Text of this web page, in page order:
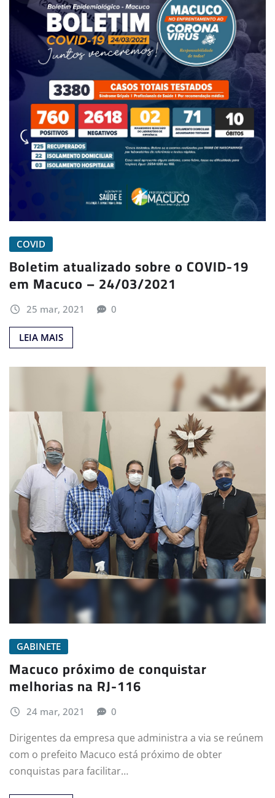
COVID
Boletim atualizado sobre o COVID-19
em Macuco – 24/03/2021
25 mar, 2021 0
LEIA MAIS
GABINETE
Macuco próximo de conquistar
melhorias na RJ-116
24 mar, 2021 0
Dirigentes da empresa que administra a via se reúnem
com o prefeito Macuco está próximo de obter
conquistas para facilitar…